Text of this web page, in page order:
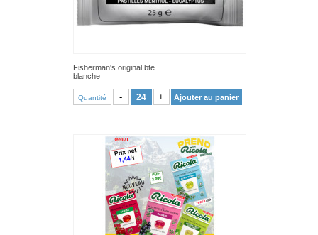
Fisherman's original bte
blanche
Quantité - + Ajouter au panier